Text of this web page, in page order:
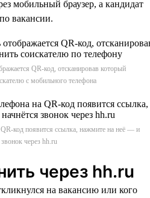
мобильный браузер, а кандидат
вакансии.
QR-код, отсканировав который
с мобильного телефона
код появится ссылка, нажмите на неё — и
звонок через hh.ru
через hh.ru
на вакансию или кого